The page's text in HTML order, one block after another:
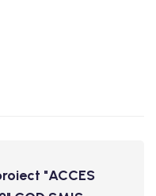
"ACCES